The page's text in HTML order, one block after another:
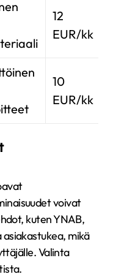
12
EUR/kk
10
EUR/kk
voivat
kuten YNAB,
mikä
Valinta